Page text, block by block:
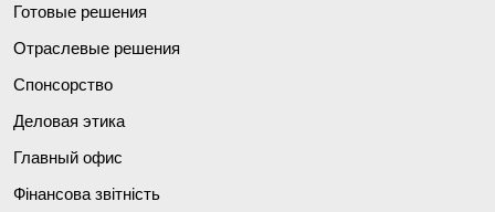
Готовые решения
Отраслевые решения
Спонсорство
Деловая этика
Главный офис
Фінансова звітність